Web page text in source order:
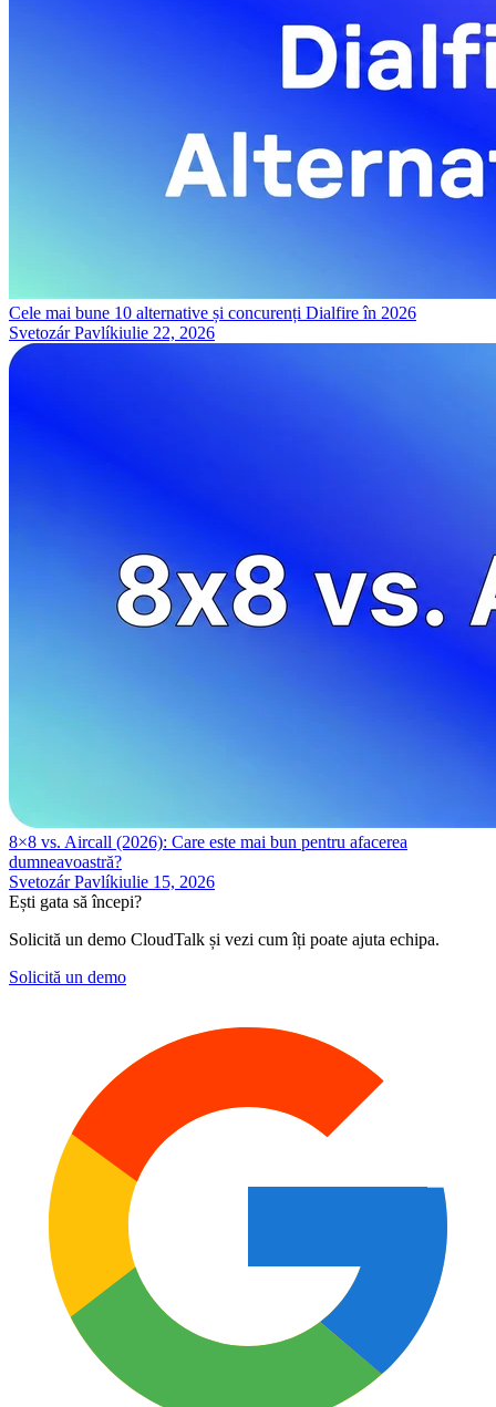
Cele mai bune 10 alternative și concurenți Dialfire în 2026
Svetozár Pavlíkiulie 22, 2026
8×8 vs. Aircall (2026): Care este mai bun pentru afacerea
dumneavoastră?
Svetozár Pavlíkiulie 15, 2026
Ești gata să începi?
Solicită un demo CloudTalk și vezi cum îți poate ajuta echipa.
Solicită un demo